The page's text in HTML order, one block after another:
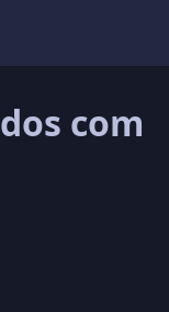
com